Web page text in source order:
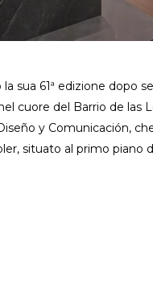
la sua 61ª edizione dopo
cuore del Barrio de
y Comunicación,
situato al primo piano